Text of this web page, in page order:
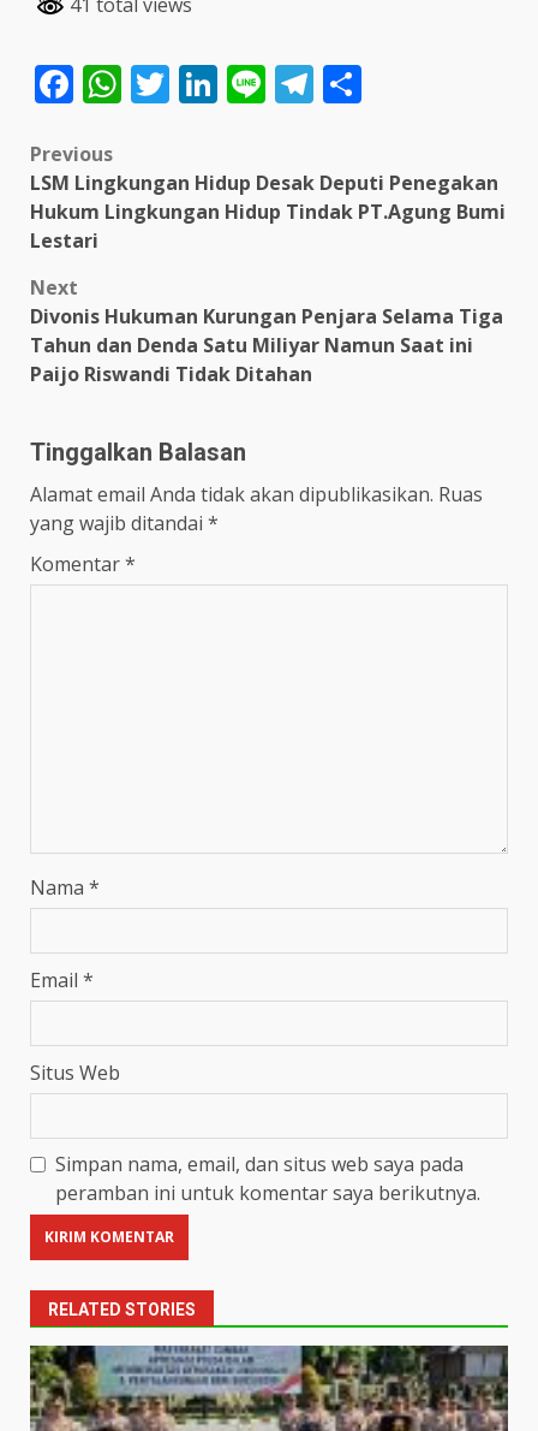
Facebook
WhatsApp
Twitter
LinkedIn
LineTelegram
Post
navigation
Previous
LSM Lingkungan Hidup Desak Deputi Penegakan
Hukum Lingkungan Hidup Tindak PT.Agung Bumi
Lestari
Next
Divonis Hukuman Kurungan Penjara Selama Tiga
Tahun dan Denda Satu Miliyar Namun Saat ini
Paijo Riswandi Tidak Ditahan
Tinggalkan Balasan
Alamat email Anda tidak akan dipublikasikan. Ruas
yang wajib ditandai *
Komentar*
Nama *
Email *
Situs Web
Simpan nama, email, dan situs web saya pada
peramban ini untuk komentar saya berikutnya.
RELATED STORIES